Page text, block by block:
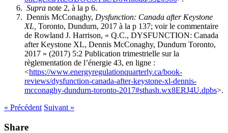
Supra note 2, à la p 6.
Dennis McConaghy, Dysfunction: Canada after Keystone
XL, Toronto, Dundurn, 2017 à la p 137; voir le commentaire
de Rowland J. Harrison, « Q.C., DYSFUNCTION: Canada
after Keystone XL, Dennis McConaghy, Dundurn Toronto,
2017 » (2017) 5:2 Publication trimestrielle sur la
règlementation de l’énergie 43, en ligne :
<https://www.energyregulationquarterly.ca/book-
reviews/dysfunction-canada-after-keystone-xl-dennis-
mcconaghy-dundurn-toronto-2017#sthash.wx8ERJ4U.dpbs>.
« Précédent Suivant »
Share